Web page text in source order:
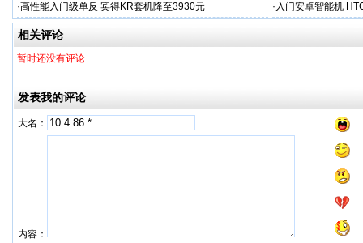
·高性能入门级单反 宾得KR套机降至3930元 · 入门安卓智能机
相关评论
暂时还没有评论
发表我的评论
大名：
内容：